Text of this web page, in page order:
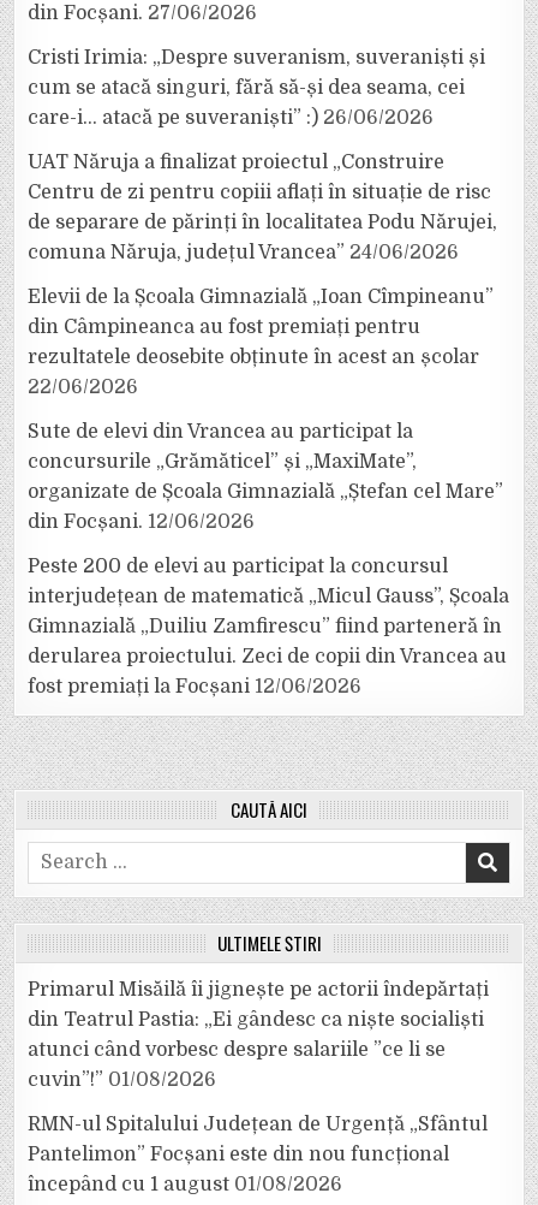
din Focșani. 27/06/2026
Cristi Irimia: „Despre suveranism, suveraniști și
cum se atacă singuri, fără să-și dea seama, cei
care-i… atacă pe suveraniști” :) 26/06/2026
UAT Năruja a finalizat proiectul „Construire
Centru de zi pentru copiii aflați în situație de risc
de separare de părinți în localitatea Podu Nărujei,
comuna Năruja, județul Vrancea” 24/06/2026
Elevii de la Școala Gimnazială „Ioan Cîmpineanu”
din Câmpineanca au fost premiați pentru
rezultatele deosebite obținute în acest an școlar
22/06/2026
Sute de elevi din Vrancea au participat la
concursurile „Grămăticel” și „MaxiMate”,
organizate de Școala Gimnazială „Ștefan cel Mare”
din Focșani. 12/06/2026
Peste 200 de elevi au participat la concursul
interjudețean de matematică „Micul Gauss”, Școala
Gimnazială „Duiliu Zamfirescu” fiind parteneră în
derularea proiectului. Zeci de copii din Vrancea au
fost premiați la Focșani 12/06/2026
CAUTĂ AICI
Search
for:
ULTIMELE ȘTIRI
Primarul Misăilă îi jignește pe actorii îndepărtați
din Teatrul Pastia: „Ei gândesc ca niște socialiști
atunci când vorbesc despre salariile ”ce li se
cuvin”!” 01/08/2026
RMN-ul Spitalului Județean de Urgență „Sfântul
Pantelimon” Focșani este din nou funcțional
începând cu 1 august 01/08/2026